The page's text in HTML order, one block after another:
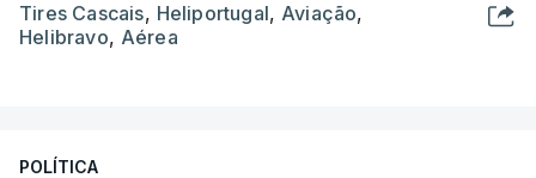
Tires Cascais, Heliportugal, Aviação,
Helibravo, Aérea
POLÍTICA